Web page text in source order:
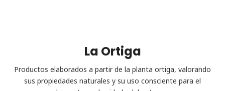
La Ortiga
Productos elaborados a partir de la planta ortiga, valorando
sus propiedades naturales y su uso consciente para el